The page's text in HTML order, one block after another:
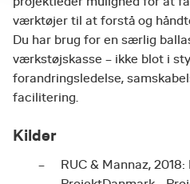
værktøjer til at forstå og
Du har brug for en særlig
værkstøjskasse – ikke blot i
forandringsledelse,
facilitering.
Kilder
RUC & Mannaz,